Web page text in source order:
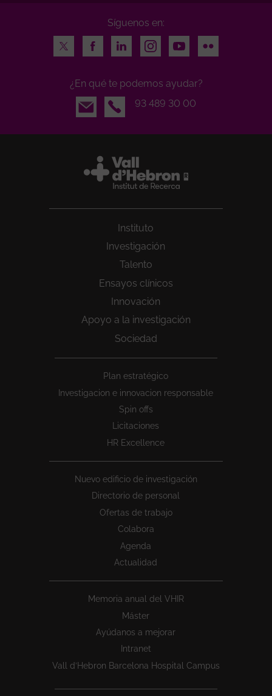
Síguenos en:
Twitter
FacebookLinkedInInstagramYoutubeFlickr
¿En qué te podemos ayudar?
Email
93 489 30 00
Instituto
Investigación
Talento
Ensayos clínicos
Innovación
Apoyo a la investigación
Sociedad
Plan estratégico
Investigacion e innovacion responsable
Spin offs
Licitaciones
HR Excellence
Nuevo edificio de investigación
Directorio de personal
Ofertas de trabajo
Colabora
Agenda
Actualidad
Memoria anual del VHIR
Máster
Ayúdanos a mejorar
Intranet
Vall d’Hebron Barcelona Hospital Campus